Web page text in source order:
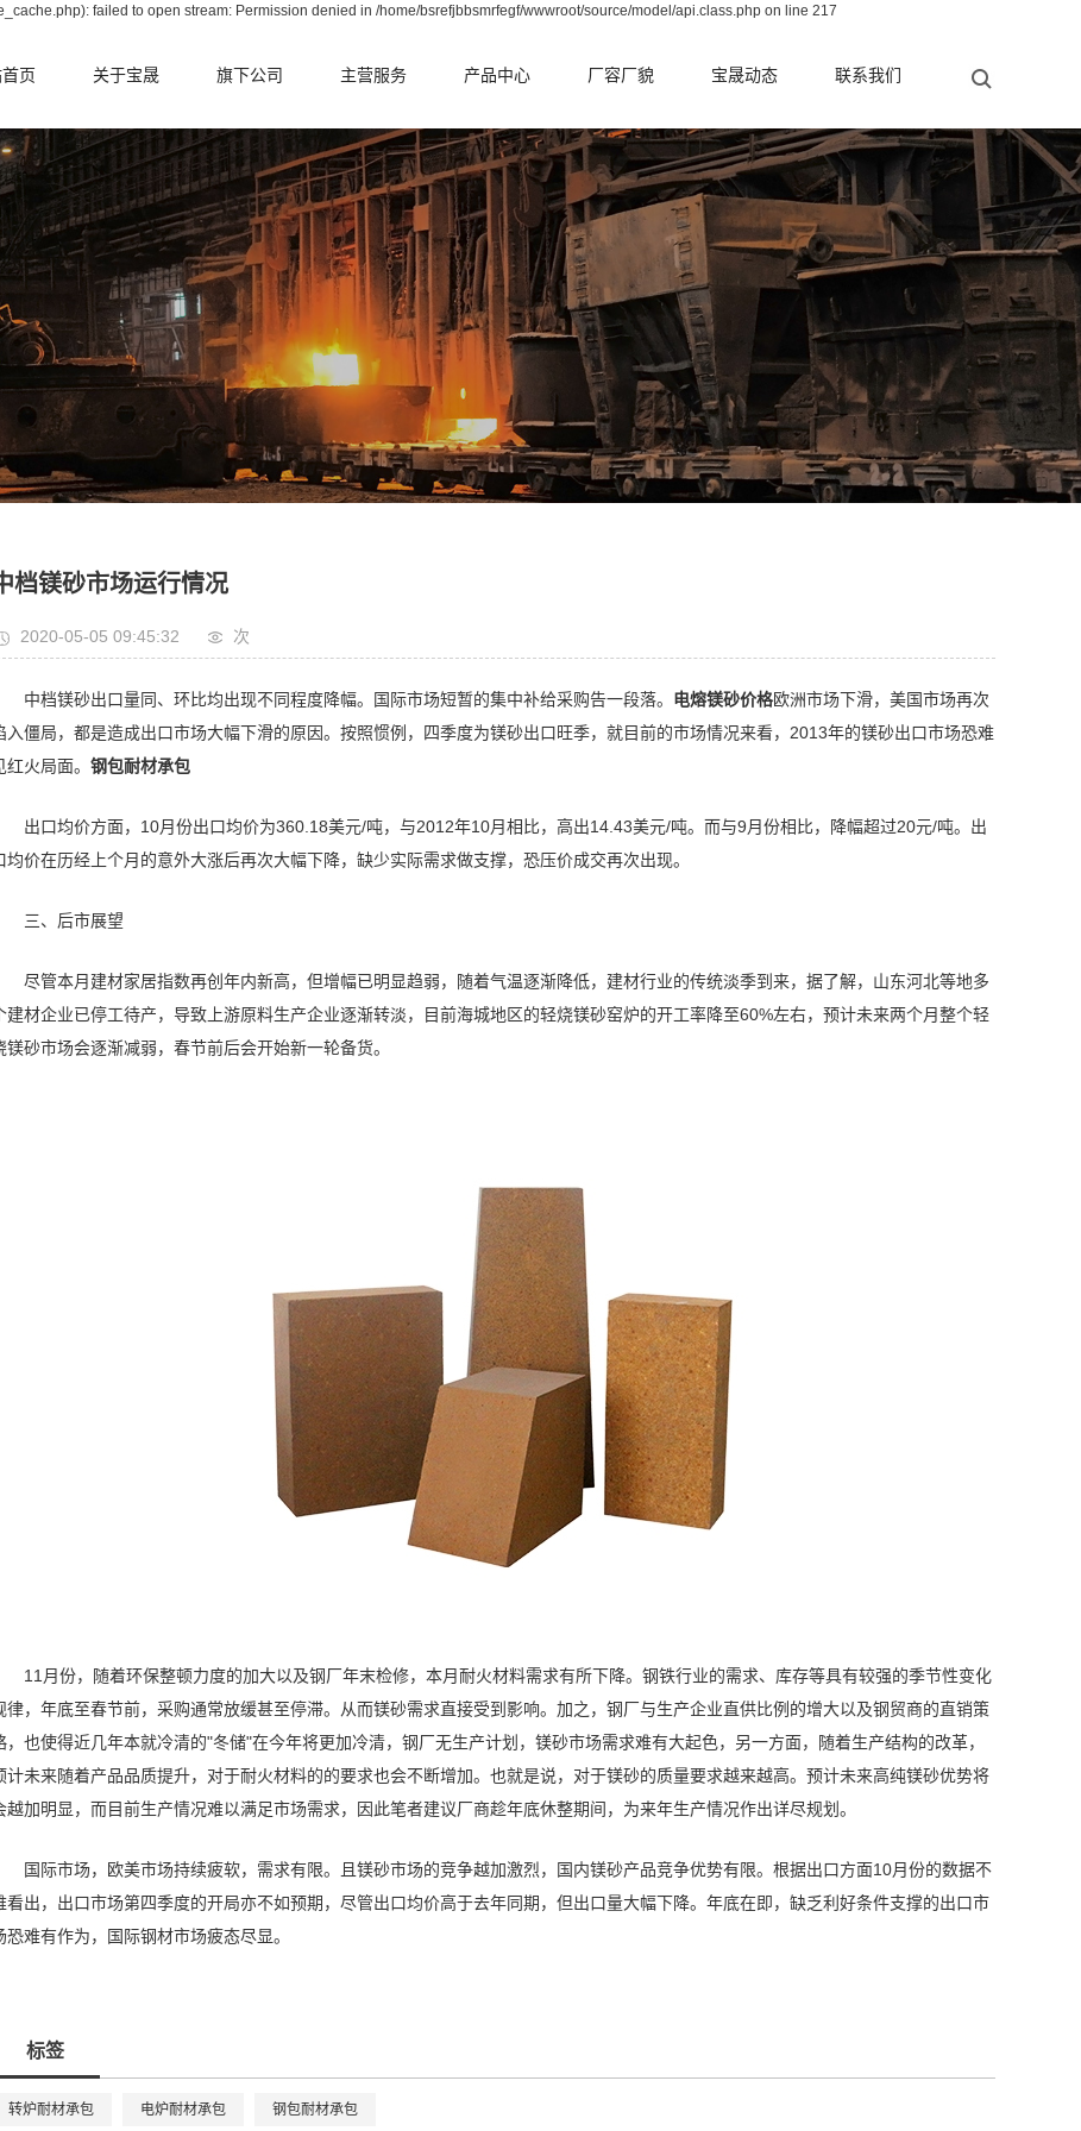
failed to open stream: Permission denied in /home/bsrefjbbsmrfegf/wwwroot/source/model/api.class.php on line 217
页 关于宝晟
公司简介
资质荣誉
合作伙伴
旗下公司
晟华中天
宝耐耐火
宝拓耐火
主营服务
电炉整体承包
转炉整体承包
钢包整体承包
中间包整体承包
鱼雷罐整体承包
铁水包整体承包
产品中心
转炉篇
电炉篇
钢包篇
中间包篇
冶金辅料篇
原料篇
转炉掷落式检测
系统
厂容厂貌 宝晟动态
公司新闻
行业新闻
联系我们
档镁砂市场运行情况
2020-05-05 09:45:32 次
中档镁砂出口量同、环比均出现不同程度降幅。国际市场短暂的集中补给采购告一段落。 电熔镁砂价格欧洲市场下滑，美国市场再次
入僵局，都是造成出口市场大幅下滑的原因。按照惯例，四季度为镁砂出口旺季，就目前的市场情况来看，2013年的镁砂出口市场恐难
红火局面。 钢包耐材承包
出口均价方面，10月份出口均价为360.18美元/吨，与2012年10月相比，高出14.43美元/吨。而与9月份相比，降幅超过20元/吨。出
均价在历经上个月的意外大涨后再次大幅下降，缺少实际需求做支撑，恐压价成交再次出现。
三、后市展望
尽管本月建材家居指数再创年内新高，但增幅已明显趋弱，随着气温逐渐降低，建材行业的传统淡季到来，据了解，山东河北等地多
建材企业已停工待产，导致上游原料生产企业逐渐转淡，目前海城地区的轻烧镁砂窑炉的开工率降至60%左右，预计未来两个月整个轻
镁砂市场会逐渐减弱，春节前后会开始新一轮备货。
11月份，随着环保整顿力度的加大以及钢厂年末检修，本月耐火材料需求有所下降。钢铁行业的需求、库存等具有较强的季节性变化
律，年底至春节前，采购通常放缓甚至停滞。从而镁砂需求直接受到影响。加之，钢厂与生产企业直供比例的增大以及钢贸商的直销策
，也使得近几年本就冷清的"冬储"在今年将更加冷清，钢厂无生产计划，镁砂市场需求难有大起色，另一方面，随着生产结构的改革，
计未来随着产品品质提升，对于耐火材料的的要求也会不断增加。也就是说，对于镁砂的质量要求越来越高。预计未来高纯镁砂优势将
越加明显，而目前生产情况难以满足市场需求，因此笔者建议厂商趁年底休整期间，为来年生产情况作出详尽规划。
国际市场，欧美市场持续疲软，需求有限。且镁砂市场的竞争越加激烈，国内镁砂产品竞争优势有限。根据出口方面10月份的数据不
看出，出口市场第四季度的开局亦不如预期，尽管出口均价高于去年同期，但出口量大幅下降。年底在即，缺乏利好条件支撑的出口市
恐难有作为，国际钢材市场疲态尽显。
标签
转炉耐材承包 电炉耐材承包 钢包耐材承包